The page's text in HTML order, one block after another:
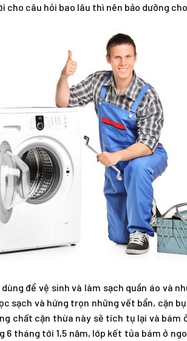
câu hỏi bao lâu thì nên bảo dưỡng
để vệ sinh và làm sạch quần áo và
sạch và hứng trọn những vết bẩn, cặn
chất cặn thừa này sẽ tích tụ lại và
6 tháng tới 1,5 năm, lớp kết tủa bám ở